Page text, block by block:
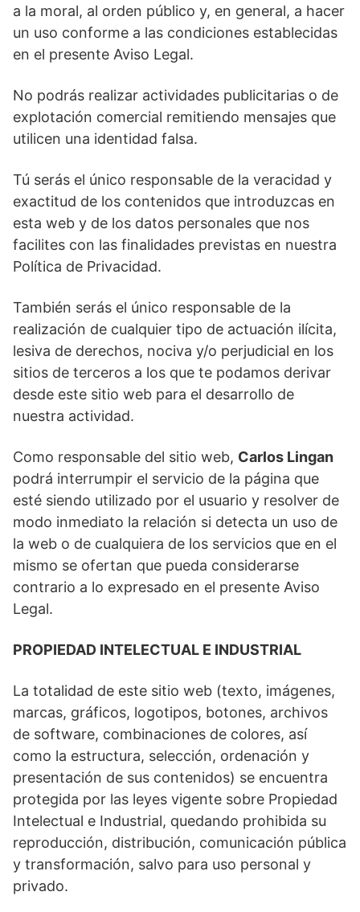
a la moral, al orden público y, en general, a hacer
un uso conforme a las condiciones establecidas
en el presente Aviso Legal.
No podrás realizar actividades publicitarias o de
explotación comercial remitiendo mensajes que
utilicen una identidad falsa.
Tú serás el único responsable de la veracidad y
exactitud de los contenidos que introduzcas en
esta web y de los datos personales que nos
facilites con las finalidades previstas en nuestra
Política de Privacidad.
También serás el único responsable de la
realización de cualquier tipo de actuación ilícita,
lesiva de derechos, nociva y/o perjudicial en los
sitios de terceros a los que te podamos derivar
desde este sitio web para el desarrollo de
nuestra actividad.
Como responsable del sitio web, Carlos Lingan
podrá interrumpir el servicio de la página que
esté siendo utilizado por el usuario y resolver de
modo inmediato la relación si detecta un uso de
la web o de cualquiera de los servicios que en el
mismo se ofertan que pueda considerarse
contrario a lo expresado en el presente Aviso
Legal.
PROPIEDAD INTELECTUAL E INDUSTRIAL
La totalidad de este sitio web (texto, imágenes,
marcas, gráficos, logotipos, botones, archivos
de software, combinaciones de colores, así
como la estructura, selección, ordenación y
presentación de sus contenidos) se encuentra
protegida por las leyes vigente sobre Propiedad
Intelectual e Industrial, quedando prohibida su
reproducción, distribución, comunicación pública
y transformación, salvo para uso personal y
privado.